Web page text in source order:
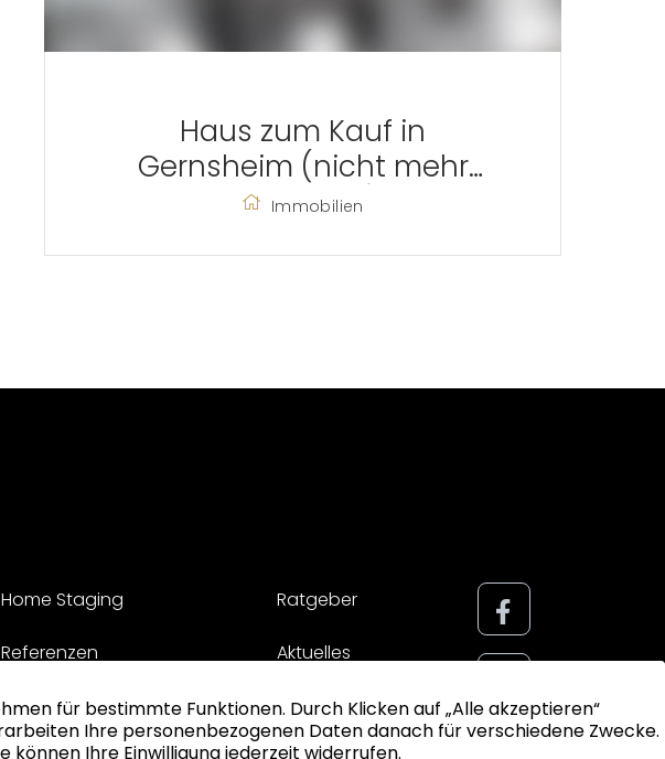
Haus zum Kauf in
Gernsheim (nicht mehr
verfügbar)
Immobilien
Home Staging Ratgeber
Referenzen Aktuelles
Aktuelle Gesuche Impressum